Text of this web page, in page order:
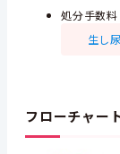
処分手
生し
フローチャー